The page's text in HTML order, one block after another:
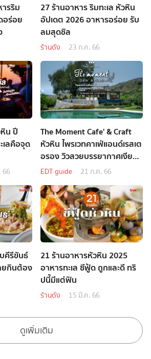
รริม
อร่อย
27 ร้านอาหาร ริมทะเล หัวหิน
อัปเดต 2026 อาหารอร่อย รับ
ลมสุดชิล
ร้านดัง 23 ก.ค. 66
น ปี
เลคือจุด
66
The Moment Cafe' & Craft
หัวหิน ไพรเวทคาเฟ่แอนด์เรสเต
อรอง วิวสวยบรรยากาศเงียบ
สงบ
EDT guide 21 ก.ค. 66
คีรีขันธ์
ยกินต้อง
21 ร้านอาหารหัวหิน 2025
อาหารทะเล ซีฟู้ด ถูกและดี ทริ
ปนี้มีแต่ฟิน
ร้านดัง 15 มี.ค. 66
ดูเพิ่มเติม